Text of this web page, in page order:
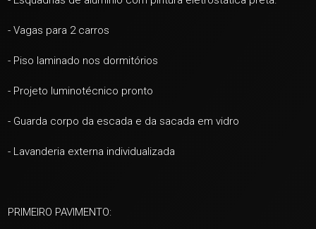
+ 30
- Vagas para 2 carros
- Piso laminado nos dormitórios
- Projeto luminotécnico pronto
- Guarda corpo da escada e da sacada em vidro
- Lavanderia externa individualizada
PRIMEIRO PAVIMENTO: